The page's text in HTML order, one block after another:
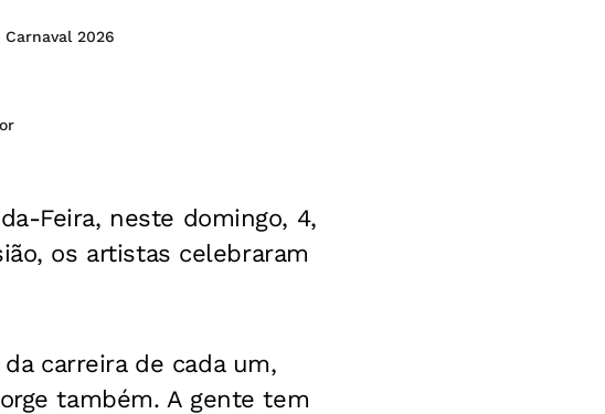
2026
Feira, neste domingo, 4,
os artistas celebraram
carreira de cada um,
também. A gente tem